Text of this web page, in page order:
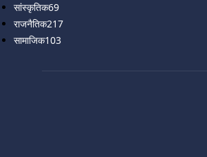
सांस्कृतिक69
राजनैतिक217
सामाजिक103